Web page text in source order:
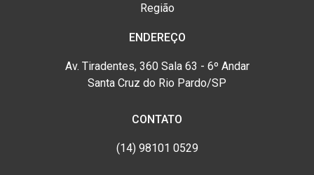
Região
ENDEREÇO
Av. Tiradentes, 360 Sala 63 - 6º Andar
Santa Cruz do Rio Pardo/SP
CONTATO
(14) 98101 0529